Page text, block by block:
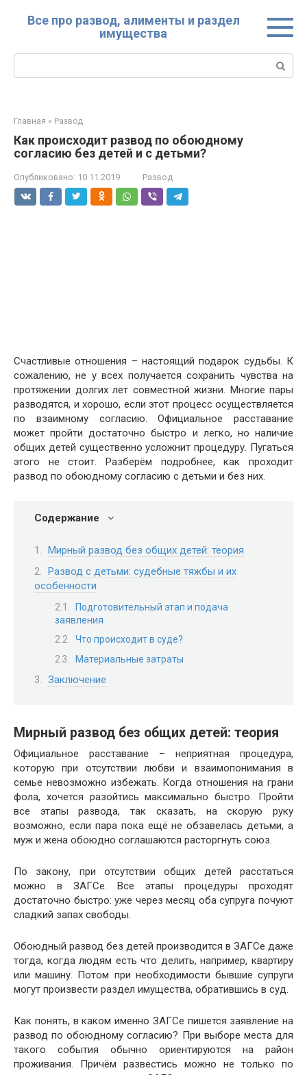
Все про развод, алименты и раздел
имущества
Поиск:
Главная » Развод
Как происходит развод по обоюдному
согласию без детей и с детьми?
Опубликовано: 10.11.2019 Развод
Счастливые отношения – настоящий подарок судьбы. К
сожалению, не у всех получается сохранить чувства на
протяжении долгих лет совместной жизни. Многие пары
разводятся, и хорошо, если этот процесс осуществляется
по взаимному согласию. Официальное расставание
может пройти достаточно быстро и легко, но наличие
общих детей существенно усложнит процедуру. Пугаться
этого не стоит. Разберём подробнее, как проходит
развод по обоюдному согласию с детьми и без них.
Содержание
Мирный развод без общих детей: теория
Развод с детьми: судебные тяжбы и их
особенности
Подготовительный этап и подача
заявления
Что происходит в суде?
Материальные затраты
Заключение
Мирный развод без общих детей: теория
Официальное расставание – неприятная процедура,
которую при отсутствии любви и взаимопонимания в
семье невозможно избежать. Когда отношения на грани
фола, хочется разойтись максимально быстро. Пройти
все этапы развода, так сказать, на скорую руку
возможно, если пара пока ещё не обзавелась детьми, а
муж и жена обоюдно соглашаются расторгнуть союз.
По закону, при отсутствии общих детей расстаться
можно в ЗАГСе. Все этапы процедуры проходят
достаточно быстро: уже через месяц оба супруга почуют
сладкий запах свободы.
Обоюдный развод без детей производится в ЗАГСе даже
тогда, когда людям есть что делить, например, квартиру
или машину. Потом при необходимости бывшие супруги
могут произвести раздел имущества, обратившись в суд.
Как понять, в каком именно ЗАГСе пишется заявление на
развод по обоюдному согласию? При выборе места для
такого события обычно ориентируются на район
проживания. Причём развестись можно не только по